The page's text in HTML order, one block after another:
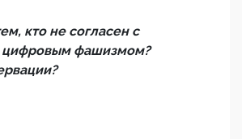
кто не согласен с
фашизмом?